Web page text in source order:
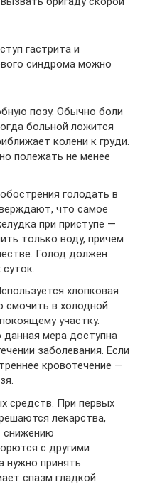
гастрита и
синдрома можно
позу. Обычно боли
больной ложится
колени к груди.
полежать не менее
голодать в
что самое
при приступе —
только воду, причем
Голод должен
хлопковая
смочить в холодной
участку.
мера доступна
заболевания. Если
кровотечение —
средств. При первых
лекарства,
снижению
с другими
нужно принять
спазм гладкой